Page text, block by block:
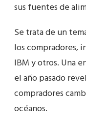
sus fuentes de
Se trata de un
los compradores,
IBM y otros. Una
el año pasado
compradores
océanos.